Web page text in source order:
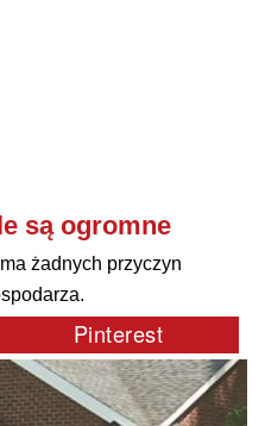
są ogromne
żadnych przyczyn